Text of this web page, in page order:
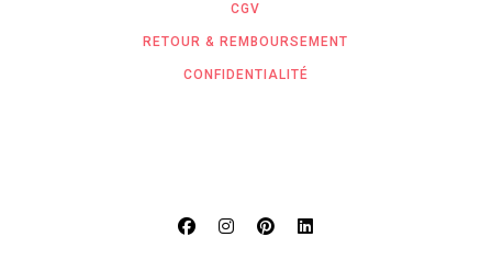
CGV
RETOUR & REMBOURSEMENT
CONFIDENTIALITÉ